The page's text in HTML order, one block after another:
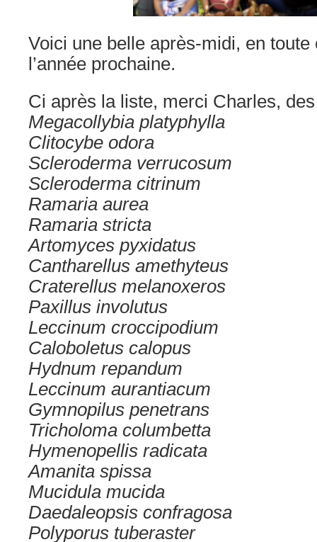
Voici une belle après-midi, en toute
l’année prochaine.
Ci après la liste, merci Charles,
Megacollybia platyphylla
Clitocybe odora
Scleroderma verrucosum
Scleroderma citrinum
Ramaria aurea
Ramaria stricta
Artomyces pyxidatus
Cantharellus amethyteus
Craterellus melanoxeros
Paxillus involutus
Leccinum croccipodium
Caloboletus calopus
Hydnum repandum
Leccinum aurantiacum
Gymnopilus penetrans
Tricholoma columbetta
Hymenopellis radicata
Amanita spissa
Mucidula mucida
Daedaleopsis confragosa
Polyporus tuberaster